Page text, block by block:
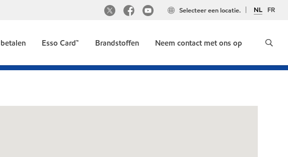
NL FR
Selecteer een locatie.
Esso Card™ Brandstoffen Neem contact met ons op